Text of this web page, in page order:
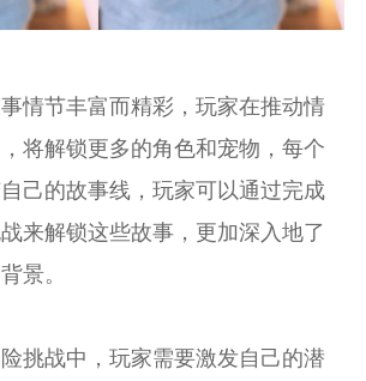
节丰富而精彩，玩家在推动情
将解锁更多的角色和宠物，每个
己的故事线，玩家可以通过完成
来解锁这些故事，更加深入地了
景。
战中，玩家需要激发自己的潜